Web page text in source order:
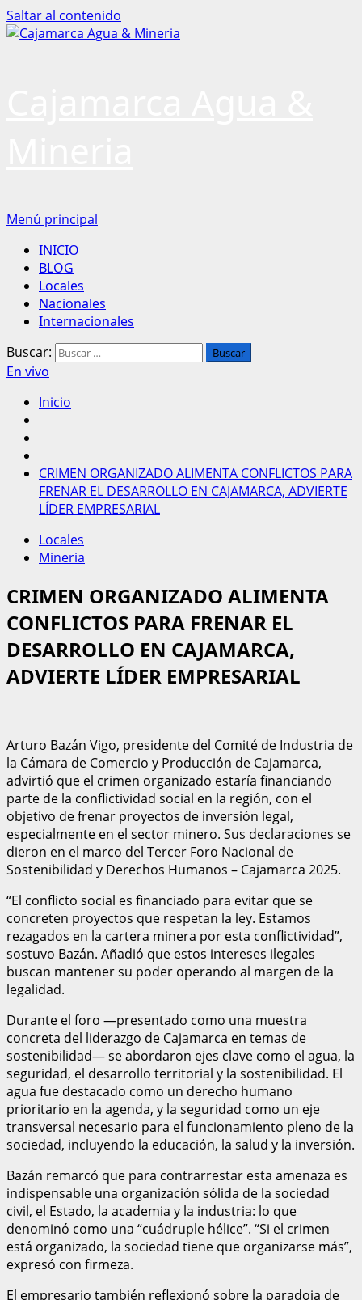
Saltar al contenido
Menú principal
INICIO
BLOG
Locales
Nacionales
Internacionales
Buscar:
En vivo
Inicio
CRIMEN ORGANIZADO ALIMENTA CONFLICTOS PARA
FRENAR EL DESARROLLO EN CAJAMARCA, ADVIERTE
LÍDER EMPRESARIAL
Locales
Mineria
CRIMEN ORGANIZADO ALIMENTA
CONFLICTOS PARA FRENAR EL
DESARROLLO EN CAJAMARCA,
ADVIERTE LÍDER EMPRESARIAL
Arturo Bazán Vigo, presidente del Comité de Industria de
la Cámara de Comercio y Producción de Cajamarca,
advirtió que el crimen organizado estaría financiando
parte de la conflictividad social en la región, con el
objetivo de frenar proyectos de inversión legal,
especialmente en el sector minero. Sus declaraciones se
dieron en el marco del Tercer Foro Nacional de
Sostenibilidad y Derechos Humanos – Cajamarca 2025.
“El conflicto social es financiado para evitar que se
concreten proyectos que respetan la ley. Estamos
rezagados en la cartera minera por esta conflictividad”,
sostuvo Bazán. Añadió que estos intereses ilegales
buscan mantener su poder operando al margen de la
legalidad.
Durante el foro —presentado como una muestra
concreta del liderazgo de Cajamarca en temas de
sostenibilidad— se abordaron ejes clave como el agua, la
seguridad, el desarrollo territorial y la sostenibilidad. El
agua fue destacado como un derecho humano
prioritario en la agenda, y la seguridad como un eje
transversal necesario para el funcionamiento pleno de la
sociedad, incluyendo la educación, la salud y la inversión.
Bazán remarcó que para contrarrestar esta amenaza es
indispensable una organización sólida de la sociedad
civil, el Estado, la academia y la industria: lo que
denominó como una “cuádruple hélice”. “Si el crimen
está organizado, la sociedad tiene que organizarse más”,
expresó con firmeza.
El empresario también reflexionó sobre la paradoja de